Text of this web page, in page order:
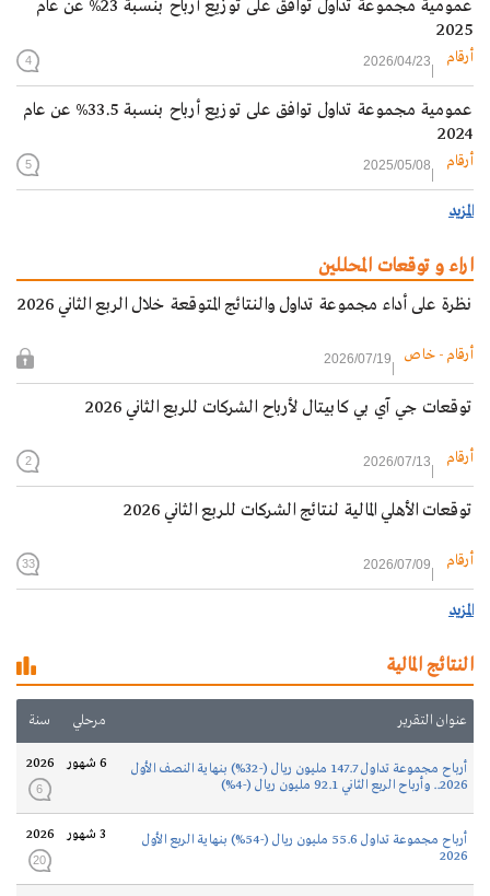
عمومية مجموعة تداول توافق على توزيع أرباح بنسبة 23% عن عام
2025
أرقام 2026/04/23
4
عمومية مجموعة تداول توافق على توزيع أرباح بنسبة 33.5% عن عام
2024
أرقام 2025/05/08
5
المزيد
اراء و توقعات المحللين
نظرة على أداء مجموعة تداول والنتائج المتوقعة خلال الربع الثاني 2026
أرقام - خاص 2026/07/19
توقعات جي آي بي كابيتال لأرباح الشركات للربع الثاني 2026
أرقام 2026/07/13
2
توقعات الأهلي المالية لنتائج الشركات للربع الثاني 2026
أرقام 2026/07/09
33
المزيد
النتائج المالية
عنوان التقرير مرحلي سنة
أرباح مجموعة تداول 147.7 مليون ريال (-32%) بنهاية النصف الأول
2026.. وأرباح الربع الثاني 92.1 مليون ريال (-4%)
6 شهور 2026
6
أرباح مجموعة تداول 55.6 مليون ريال (-54%) بنهاية الربع الأول
2026
3 شهور 2026
20